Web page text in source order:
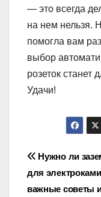
— это всегда
на нем нельзя.
помогла вам
выбор
розеток станет
Удачи!
по
Нужно ли
для
важные советы